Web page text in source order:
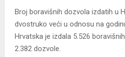
Broj boravišnih dozvola izdatih u
dvostruko veći u odnosu na
Hrvatska je izdala 5.526 boravišnih
2.382 dozvole.